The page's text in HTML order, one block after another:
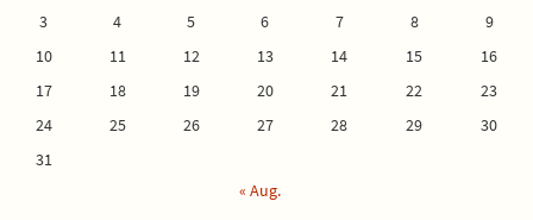
3
4 5 6 7 8
9
10
11 12 13 14 15
16
17
18 19 20 21 22
23
24
25 26 27 28 29
30
31
« Aug.